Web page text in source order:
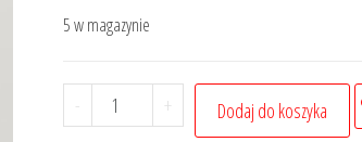
129,00 zł.
5 w magazynie
-
ilość
Ustawa
+ Dodaj do koszyka